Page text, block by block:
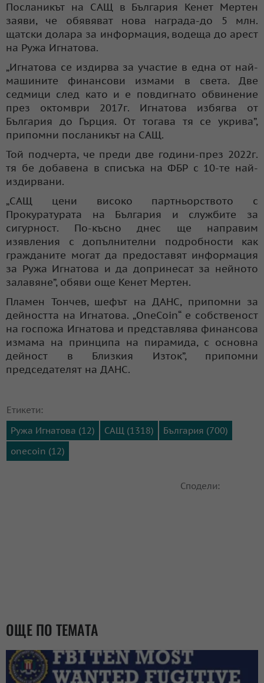
Посланикът на САЩ в България Кенет Мертен
заяви, че обявяват нова награда-до 5 млн.
щатски долара за информация, водеща до арест
на Ружа Игнатова.
„Игнатова се издирва за участие в една от най-
машините финансови измами в света. Две
седмици след като и е повдигнато обвинение
през октомври 2017г. Игнатова избягва от
България до Гърция. От тогава тя се укрива”,
припомни посланикът на САЩ.
Той подчерта, че преди две години-през 2022г.
тя бе добавена в списъка на ФБР с 10-те най-
издирвани.
„САЩ цени високо партньорството с
Прокуратурата на България и службите за
сигурност. По-късно днес ще направим
изявления с допълнителни подробности как
гражданите могат да предоставят информация
за Ружа Игнатова и да допринесат за нейното
залавяне”, обяви още Кенет Мертен.
Пламен Тончев, шефът на ДАНС, припомни за
дейността на Игнатова. „OneCoin“ е собственост
на госпожа Игнатова и представлява финансова
измама на принципа на пирамида, с основна
дейност в Близкия Изток”, припомни
председателят на ДАНС.
Етикети:
Ружа Игнатова (12)
САЩ (1318)
България (700)
onecoin (12)
Сподели:
ОЩЕ ПО ТЕМАТА